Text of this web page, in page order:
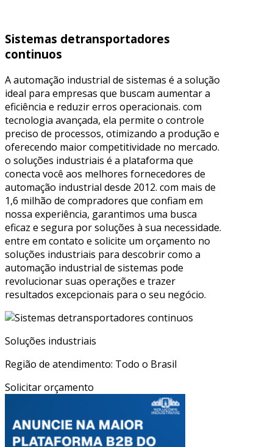
Sistemas detransportadores
continuos
A automação industrial de sistemas é a solução
ideal para empresas que buscam aumentar a
eficiência e reduzir erros operacionais. com
tecnologia avançada, ela permite o controle
preciso de processos, otimizando a produção e
oferecendo maior competitividade no mercado.
o soluções industriais é a plataforma que
conecta você aos melhores fornecedores de
automação industrial desde 2012. com mais de
1,6 milhão de compradores que confiam em
nossa experiência, garantimos uma busca
eficaz e segura por soluções à sua necessidade.
entre em contato e solicite um orçamento no
soluções industriais para descobrir como a
automação industrial de sistemas pode
revolucionar suas operações e trazer
resultados excepcionais para o seu negócio.
Soluções industriais
Região de atendimento: Todo o Brasil
Solicitar orçamento